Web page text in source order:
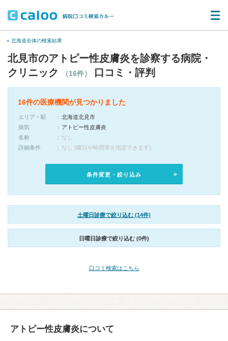
« 北海道全体の検索結果
北見市のアトピー性皮膚炎を診察する病院・
クリニック
（16件） 口コミ・評判
16件の医療機関が見つかりました
エリア・駅
北海道北見市
病気
アトピー性皮膚炎
名称
なし
詳細条件
なし (曜日や時間帯を指定できます)
条件変更・絞り込み
土曜日診療で絞り込む (14件)
日曜日診療で絞り込む (0件)
口コミ検索はこちら
アトピー性皮膚炎について